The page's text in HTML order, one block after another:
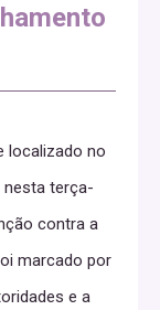
localizado no
nesta terça-
contra a
marcado por
e a